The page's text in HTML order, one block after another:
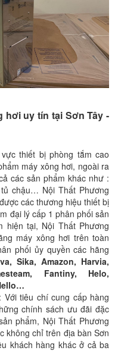
hơi uy tín tại Sơn Tây -
thiết bị phòng tắm cao
máy xông hơi, ngoài ra
các sản phẩm khác như :
chậu… Nội Thất Phương
các thương hiệu thiết bị
đại lý cấp 1 phân phối sản
hiện tại, Nội Thất Phương
máy xông hơi trên toàn
phối ủy quyền các hãng
Sika, Amazon, Harvia,
Fantiny, Helo,
tiêu chí cung cấp hàng
chính sách ưu đãi đặc
phẩm, Nội Thất Phương
không chỉ trên địa bàn Sơn
khách hàng khác ở cả ba